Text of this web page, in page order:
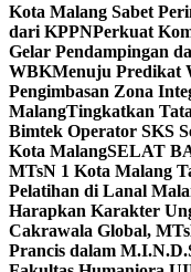
Kota Malang Sabet
dari KPPNPerkuat
Gelar Pendampingan
WBKMenuju Predikat
Pengimbasan Zona
MalangTingkatkan
Bimtek Operator SKS
Kota MalangSELAT
MTsN 1 Kota Malang
Pelatihan di Lanal
Harapkan Karakter
Cakrawala Global,
Prancis dalam